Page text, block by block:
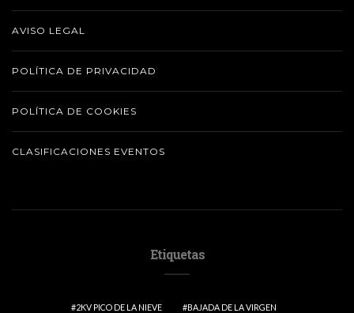
AVISO LEGAL
POLÍTICA DE PRIVACIDAD
POLÍTICA DE COOKIES
CLASIFICACIONES EVENTOS
Etiquetas
2KV PICO DE LA NIEVE BAJADA DE LA VIRGEN